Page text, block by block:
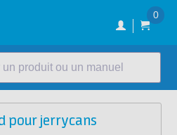
0
produit ou un manuel
pour jerrycans